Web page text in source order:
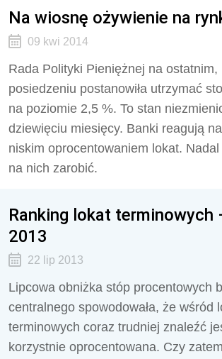
Na wiosnę ożywienie na
09 kwi 2014
Rada Polityki Pieniężnej na ostatnim,
posiedzeniu postanowiła utrzymać
na poziomie 2,5 %. To stan
dziewięciu miesięcy. Banki reagują
niskim oprocentowaniem lokat.
na nich zarobić.
Ranking lokat terminowych
2013
22 lip 2013
Lipcowa obniżka stóp procentowych
centralnego spowodowała, że wśród
terminowych coraz trudniej znaleźć
korzystnie oprocentowana. Czy